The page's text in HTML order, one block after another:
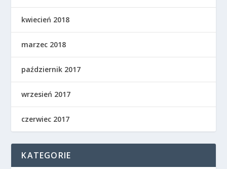
kwiecień 2018
marzec 2018
październik 2017
wrzesień 2017
czerwiec 2017
KATEGORIE